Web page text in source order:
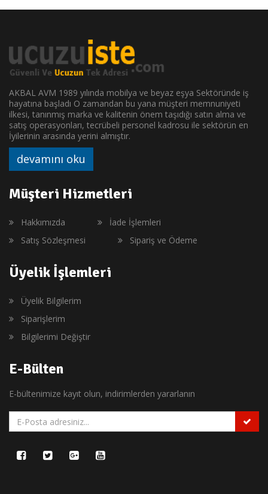
AKBAL AVM 1989 yılında mobilya ve beyaz eşya Sektöründe iş
hayatına başladı O zamandan bu yana müşteri memnuniyeti
ilkesi, tanınmış marka ve kalitenin önem taşıdığı satın alma ve
satış operasyonları, tecrübeli personel kadrosu ile sektörün en
İyilerinin arasında yerini almıştır.
devamını oku
Müşteri Hizmetleri
Hakkımızda
İade İşlemleri
Satış Sözleşmesi
Sipariş ve Ödeme
Üyelik İşlemleri
Üyelik Bilgilerim
Siparişlerim
Bilgilerimi Değiştir
E-Bülten
E-bültenimize kayıt olun, indirimlerden yararlanın